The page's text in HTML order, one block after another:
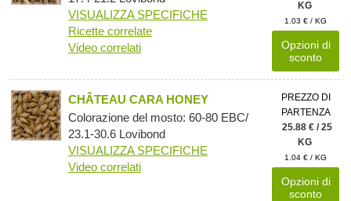
VISUALIZZA SPECIFICHE
Ricette correlate
Video correlati
KG
1.03 € / KG
Opzioni di
sconto
CHÂTEAU CARA HONEY
Colorazione del mosto: 60-80 EBC/
23.1-30.6 Lovibond
VISUALIZZA SPECIFICHE
Video correlati
PREZZO DI
PARTENZA
25.88 € / 25
KG
1.04 € / KG
Opzioni di
sconto